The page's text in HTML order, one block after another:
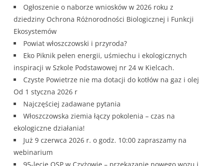
Ogłoszenie o naborze wniosków w 2026 roku z
dziedziny Ochrona Różnorodności Biologicznej i Funkcji
Ekosystemów
Powiat włoszczowski i przyroda?
Eko Piknik pełen energii, uśmiechu i ekologicznych
inspiracji w Szkole Podstawowej nr 24 w Kielcach.
Czyste Powietrze nie ma dotacji do kotłów na gaz i olej
Od 1 styczna 2026 r
Najczęściej zadawane pytania
Włoszczowska ziemia łączy pokolenia – czas na
ekologiczne działania!
Już 9 czerwca 2026 r. o godz. 10:00 zapraszamy na
webinarium